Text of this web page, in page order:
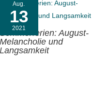
Aug.
13
2021
Sommerferien: August-
Melancholie und
Langsamkeit